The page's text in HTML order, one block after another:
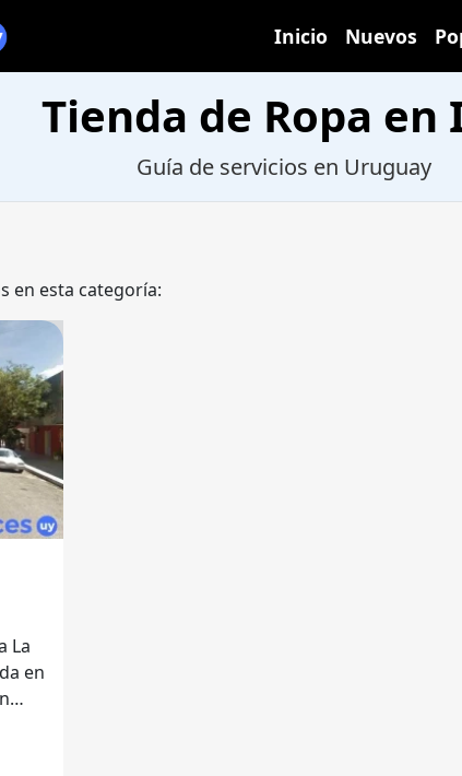
Inicio Nuevos
Tienda de Ropa en
Guía de servicios en Uruguay
en esta categoría:
en